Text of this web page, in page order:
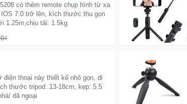
có thêm remote chụp hình từ xa
7.0 trở lên, kích thước thu gọn
1.25m,chịu tải: 1.5kg
thoại này thiết kế nhỏ gọn, di
thước tripod: 13-18cm, kẹp: 5.5
dã ngoại